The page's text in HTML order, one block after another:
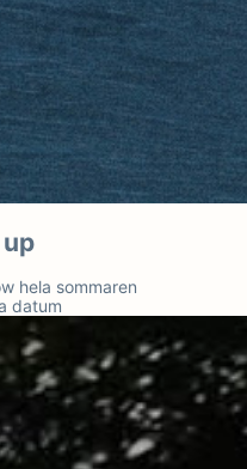
up
hela sommaren
datum